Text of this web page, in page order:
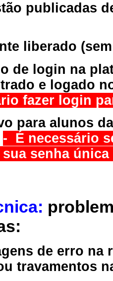
publicadas
liberado
de login na
e logado
fazer login
para alunos
- É necessário
senha
de erro
travamentos